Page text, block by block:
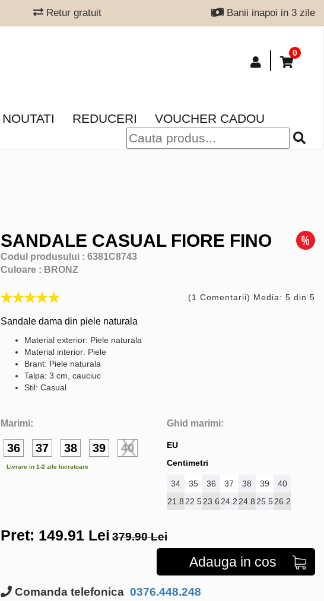
Retur gratuit Banii inapoi in 3 zile
0
NOUTATI REDUCERI VOUCHER CADOU
SANDALE CASUAL FIORE FINO
Codul produsului : 6381C8743
Culoare : BRONZ
(1 Comentarii) Media: 5 din 5
Sandale dama din piele naturala
Material exterior: Piele naturala
Material interior: Piele
Brant: Piele naturala
Talpa: 3 cm, cauciuc
Stil: Casual
Marimi:
36 37 38 39 40
Livrare in 1-2 zile lucratoare
Ghid marimi:
EU
Centimetri
34 35 36 37 38 39
40
21.8 22.523.6 24.2 24.8 25.526.2
Pret: 149.91 Lei 379.90 Lei
Adauga in cos
Comanda telefonica 0376.448.248